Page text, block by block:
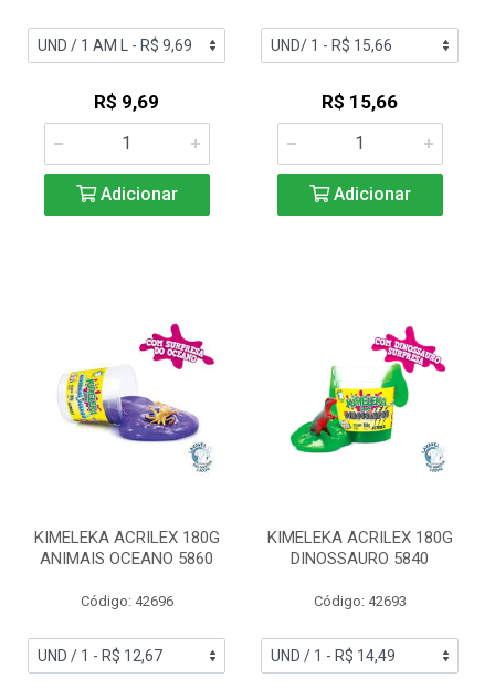
R$ 9,69
Adicionar
R$ 15,66
Adicionar
KIMELEKA ACRILEX 180G
ANIMAIS OCEANO 5860
Código: 42696
KIMELEKA ACRILEX 180G
DINOSSAURO 5840
Código: 42693